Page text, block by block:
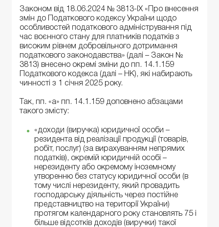
Законом від 18.06.2024 № 3813-ІХ «Про внесення
змін до Податкового кодексу України щодо
особливостей податкового адміністрування під
час воєнного стану для платників податків з
високим рівнем добровільного дотримання
податкового законодавства» (далі – Закон №
3813) внесено окремі зміни до пп. 14.1.159
Податкового кодекса (далі – НК), які набирають
чинності з 1 січня 2025 року.
Так, пп. «а» пп. 14.1.159 доповнено абзацами
такого змісту:
«доходи (виручка) юридичної особи –
резидента від реалізації продукції (товарів,
робіт, послуг) (за вирахуванням непрямих
податків), окремій юридичній особі –
нерезиденту або окремому іноземному
утворенню без статусу юридичної особи (в
тому числі нерезиденту, який провадить
господарську діяльність через постійне
представництво на території України)
протягом календарного року становлять 75 і
більше відсотків доходів (виручки) такої